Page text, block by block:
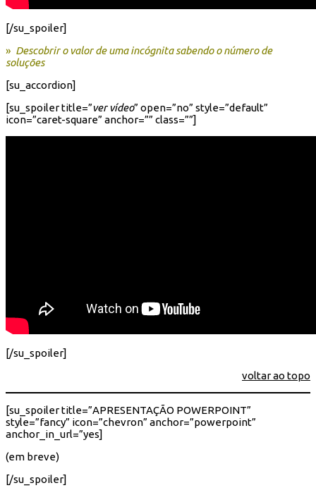
[/su_spoiler]
» Descobrir o valor de uma incógnita sabendo o número de
soluções
[su_accordion]
[su_spoiler title=”ver vídeo” open=”no” style=”default”
icon=”caret-square” anchor=”” class=””]
[/su_spoiler]
voltar ao topo
[su_spoiler title=”APRESENTAÇÃO POWERPOINT”
style=”fancy” icon=”chevron” anchor=”powerpoint”
anchor_in_url=”yes]
(em breve)
[/su_spoiler]